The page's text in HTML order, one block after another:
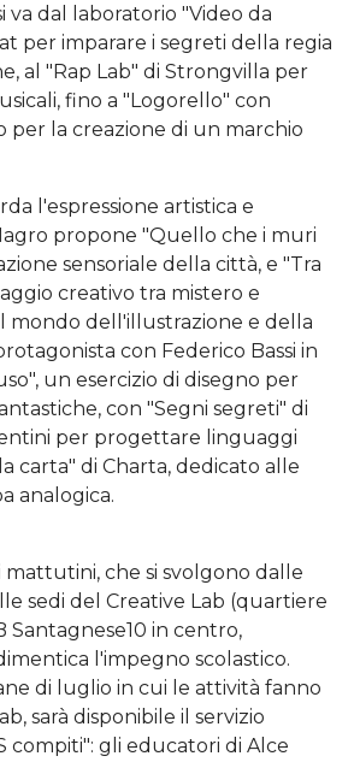
va dal laboratorio "Video da
per imparare i segreti della regia
al "Rap Lab" di Strongvilla per
fino a "Logorello" con
per la creazione di un marchio
l'espressione artistica e
propone "Quello che i muri
sensoriale della città, e "Tra
creativo tra mistero e
mondo dell'illustrazione e della
con Federico Bassi in
un esercizio di disegno per
con "Segni segreti" di
per progettare linguaggi
carta" di Charta, dedicato alle
analogica.
che si svolgono dalle
sedi del Creative Lab (quartiere
Santagnese10 in centro,
l'impegno scolastico.
di luglio in cui le attività fanno
sarà disponibile il servizio
compiti": gli educatori di Alce